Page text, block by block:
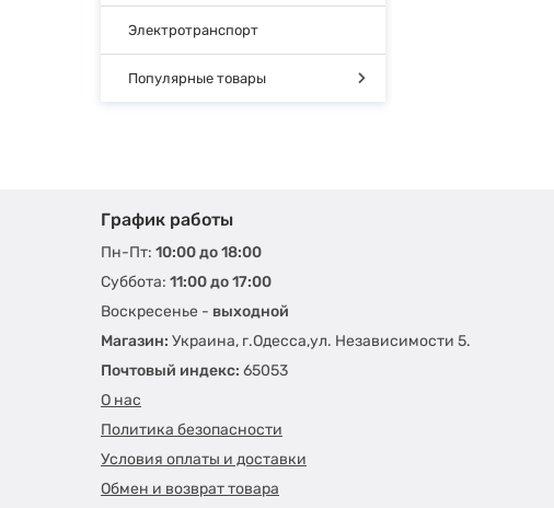
Электротранспорт
Популярные товары
График работы
Пн-Пт: 10:00 до 18:00
Суббота: 11:00 до 17:00
Воскресенье - выходной
Магазин: Украина, г.Одесса,ул. Независимости 5.
Почтовый индекс: 65053
О нас
Политика безопасности
Условия оплаты и доставки
Обмен и возврат товара